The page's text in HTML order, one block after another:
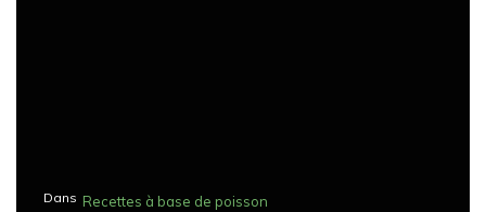
Dans Recettes à base de poisson